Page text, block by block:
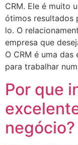
CRM. Ele é muito
ótimos resultados
lo. O
empresa que
O CRM é uma
para trabalhar
Por que
negócio?